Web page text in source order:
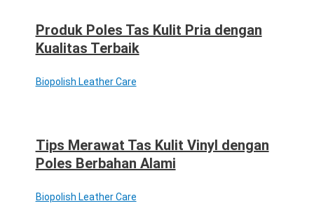
Produk Poles Tas Kulit Pria dengan
Kualitas Terbaik
Biopolish Leather Care
Tips Merawat Tas Kulit Vinyl dengan
Poles Berbahan Alami
Biopolish Leather Care